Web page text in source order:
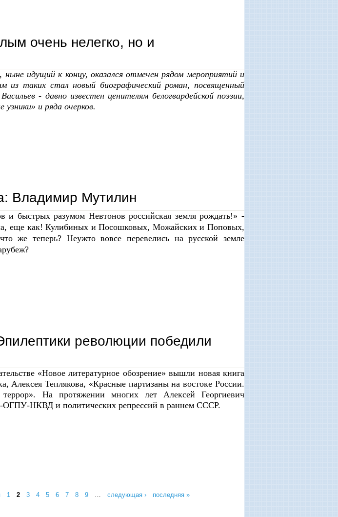
очень нелегко, но и
ныне идущий к концу, оказался отмечен рядом мероприятий и
из таких стал новый биографический роман, посвященный
- давно известен ценителям белогвардейской поэзии,
и ряда очерков.
Владимир Мутилин
и быстрых разумом Невтонов российская земля рождать!» -
еще как! Кулибиных и Посошковых, Можайских и Поповых,
же теперь? Неужто вовсе перевелись на русской земле
революции победили
«Новое литературное обозрение» вышли новая книга
Алексея Теплякова, «Красные партизаны на востоке России.
На протяжении многих лет Алексей Георгиевич
ОГПУ-НКВД и политических репрессий в раннем СССР.
1 2 3 4 5 6 7 8 9 следующая › последняя »